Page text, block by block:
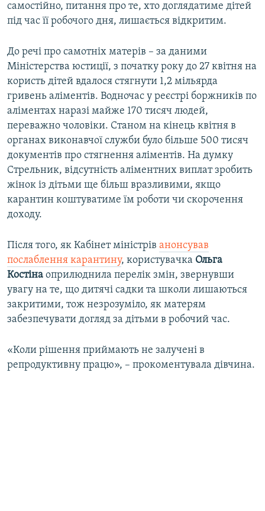
самостійно, питання про те, хто доглядатиме дітей
під час її робочого дня, лишається відкритим.​
До речі про самотніх матерів – за даними
Міністерства юстиції, з початку року до 27 квітня на
користь дітей вдалося стягнути 1,2 мільярда
гривень аліментів. Водночас у реєстрі боржників по
аліментах наразі майже 170 тисяч людей,
переважно чоловіки. Станом на кінець квітня в
органах виконавчої служби було більше 500 тисяч
документів про стягнення аліментів. На думку
Стрельник, відсутність аліментних виплат зробить
жінок із дітьми ще більш вразливими, якщо
карантин коштуватиме їм роботи чи скорочення
доходу.
Після того, як Кабінет міністрів анонсував
послаблення карантину, користувачка Ольга
Костіна оприлюднила перелік змін, звернувши
увагу на те, що дитячі садки та школи лишаються
закритими, тож незрозуміло, як матерям
забезпечувати догляд за дітьми в робочий час.
«Коли рішення приймають не залучені в
репродуктивну працю», – прокоментувала дівчина.